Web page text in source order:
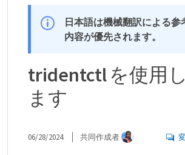
日本語は機械翻訳による
内容が優先されます。
tridentctl を使用
ます
06/28/2024 共同作成者